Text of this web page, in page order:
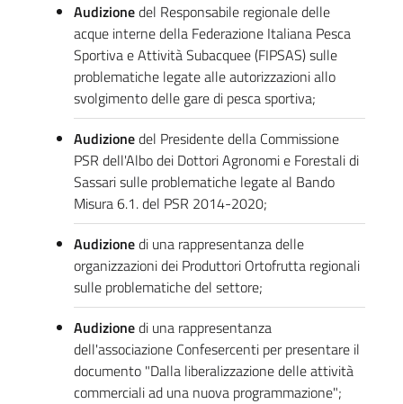
Audizionedel Responsabile regionale delle
acque interne della Federazione Italiana Pesca
Sportiva e Attività Subacquee (FIPSAS) sulle
problematiche legate alle autorizzazioni allo
svolgimento delle gare di pesca sportiva;
Audizionedel Presidente della Commissione
PSR dell'Albo dei Dottori Agronomi e Forestali di
Sassari sulle problematiche legate al Bando
Misura 6.1. del PSR 2014-2020;
Audizionedi una rappresentanza delle
organizzazioni dei Produttori Ortofrutta regionali
sulle problematiche del settore;
Audizionedi una rappresentanza
dell'associazione Confesercenti per presentare il
documento "Dalla liberalizzazione delle attività
commerciali ad una nuova programmazione";